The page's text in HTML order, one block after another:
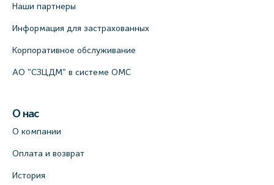
Наши партнеры
Информация для застрахованных
Корпоративное обслуживание
АО "СЗЦДМ" в системе ОМС
О нас
О компании
Оплата и возврат
История